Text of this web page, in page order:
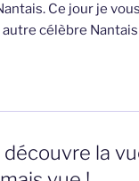
Ce jour je
célèbre
la